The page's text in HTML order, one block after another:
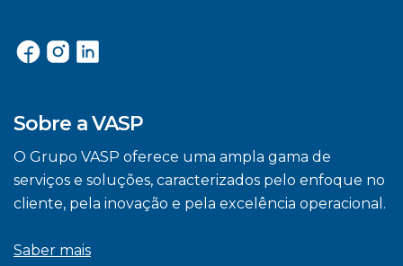
Sobre a VASP
O Grupo VASP oferece uma ampla gama de
serviços e soluções, caracterizados pelo enfoque no
cliente, pela inovação e pela excelência operacional.
Saber mais